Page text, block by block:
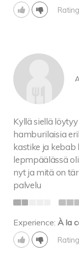
Kyllä siellä
hamburilaisia
kastike ja kebab
lepmpäälässä
nyt ja mitä on
palvelu
Experience:À la